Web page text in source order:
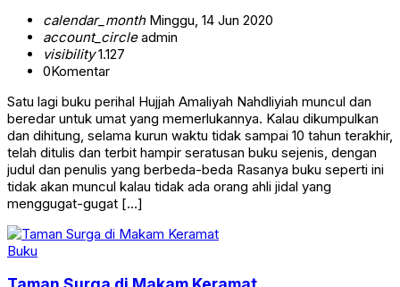
calendar_monthMinggu, 14 Jun 2020
account_circleadmin
visibility1.127
0Komentar
Satu lagi buku perihal Hujjah Amaliyah Nahdliyiah muncul dan
beredar untuk umat yang memerlukannya. Kalau dikumpulkan
dan dihitung, selama kurun waktu tidak sampai 10 tahun terakhir,
telah ditulis dan terbit hampir seratusan buku sejenis, dengan
judul dan penulis yang berbeda-beda Rasanya buku seperti ini
tidak akan muncul kalau tidak ada orang ahli jidal yang
menggugat-gugat […]
Buku